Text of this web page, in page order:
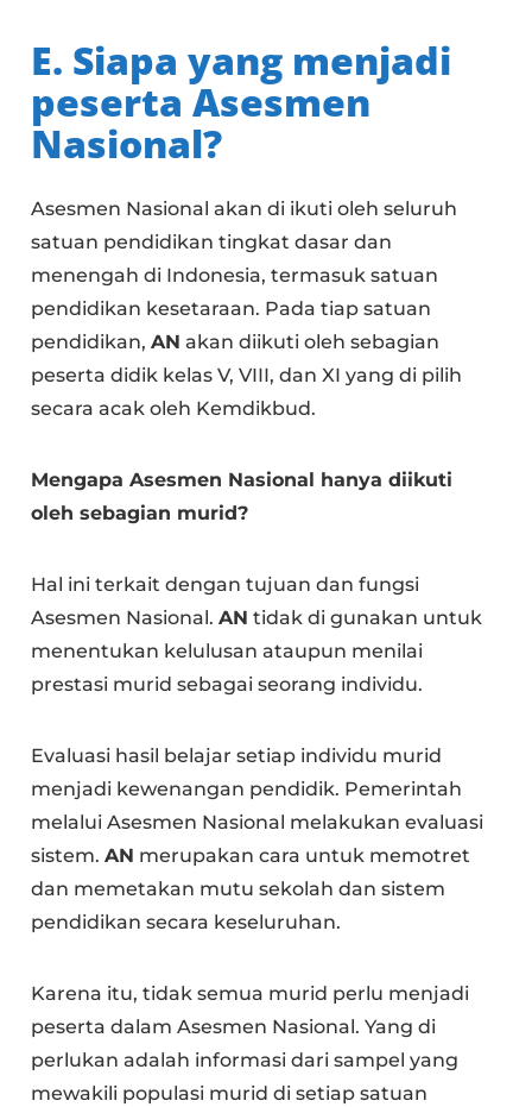
E. Siapa yang menjadi
peserta Asesmen
Nasional?
Asesmen Nasional akan di ikuti oleh seluruh
satuan pendidikan tingkat dasar dan
menengah di Indonesia, termasuk satuan
pendidikan kesetaraan. Pada tiap satuan
pendidikan,AN akan diikuti oleh sebagian
peserta didik kelas V, VIII, dan XI yang di pilih
secara acak oleh Kemdikbud.
Mengapa Asesmen Nasional hanya diikuti
oleh sebagian murid?
Hal ini terkait dengan tujuan dan fungsi
Asesmen Nasional.AN tidak di gunakan untuk
menentukan kelulusan ataupun menilai
prestasi murid sebagai seorang individu.
Evaluasi hasil belajar setiap individu murid
menjadi kewenangan pendidik. Pemerintah
melalui Asesmen Nasional melakukan evaluasi
sistem.AN merupakan cara untuk memotret
dan memetakan mutu sekolah dan sistem
pendidikan secara keseluruhan.
Karena itu, tidak semua murid perlu menjadi
peserta dalam Asesmen Nasional. Yang di
perlukan adalah informasi dari sampel yang
mewakili populasi murid di setiap satuan